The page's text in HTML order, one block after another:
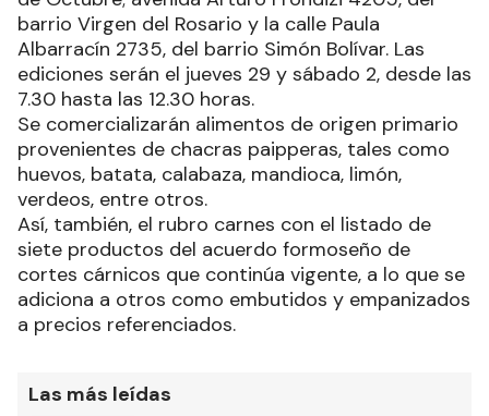
barrio Virgen del Rosario y la calle Paula
Albarracín 2735, del barrio Simón Bolívar. Las
ediciones serán el jueves 29 y sábado 2, desde las
7.30 hasta las 12.30 horas.
Se comercializarán alimentos de origen primario
provenientes de chacras paipperas, tales como
huevos, batata, calabaza, mandioca, limón,
verdeos, entre otros.
Así, también, el rubro carnes con el listado de
siete productos del acuerdo formoseño de
cortes cárnicos que continúa vigente, a lo que se
adiciona a otros como embutidos y empanizados
a precios referenciados.
Las más leídas